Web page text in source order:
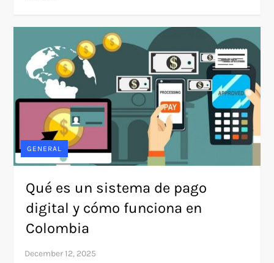
GENERAL
Qué es un sistema de pago
digital y cómo funciona en
Colombia